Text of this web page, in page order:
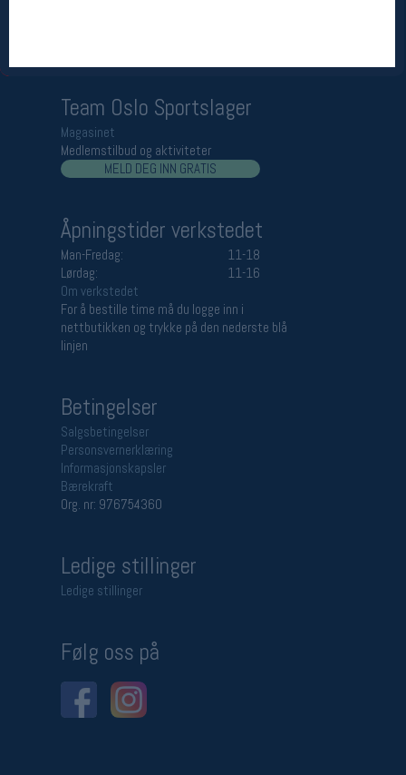
Team Oslo Sportslager
Magasinet
Medlemstilbud og aktiviteter
MELD DEG INN GRATIS
Åpningstider verkstedet
Man-Fredag:
11-18
Lørdag:
11-16
Om verkstedet
For å bestille time må du logge inn i
nettbutikken og trykke på den nederste blå
linjen
Betingelser
Salgsbetingelser
Personsvernerklæring
Informasjonskapsler
Bærekraft
Org. nr: 976754360
Ledige stillinger
Ledige stillinger
Følg oss på